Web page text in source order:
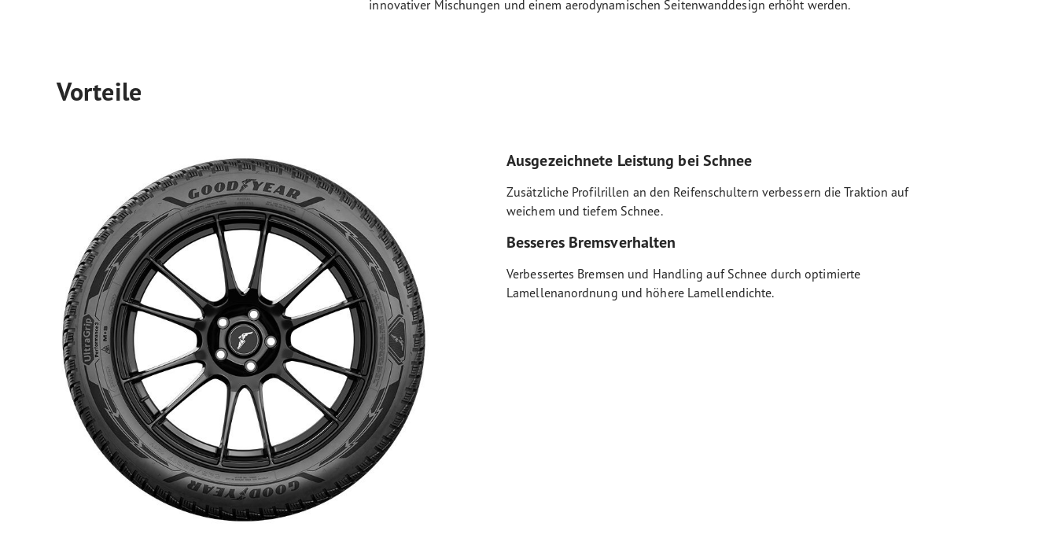
innovativer Mischungen und einem aerodynamischen Seitenwanddesign erhöht werden.
Vorteile
Ausgezeichnete Leistung bei Schnee
Zusätzliche Profilrillen an den Reifenschultern verbessern die Traktion auf
weichem und tiefem Schnee.
Besseres Bremsverhalten
Verbessertes Bremsen und Handling auf Schnee durch optimierte
Lamellenanordnung und höhere Lamellendichte.